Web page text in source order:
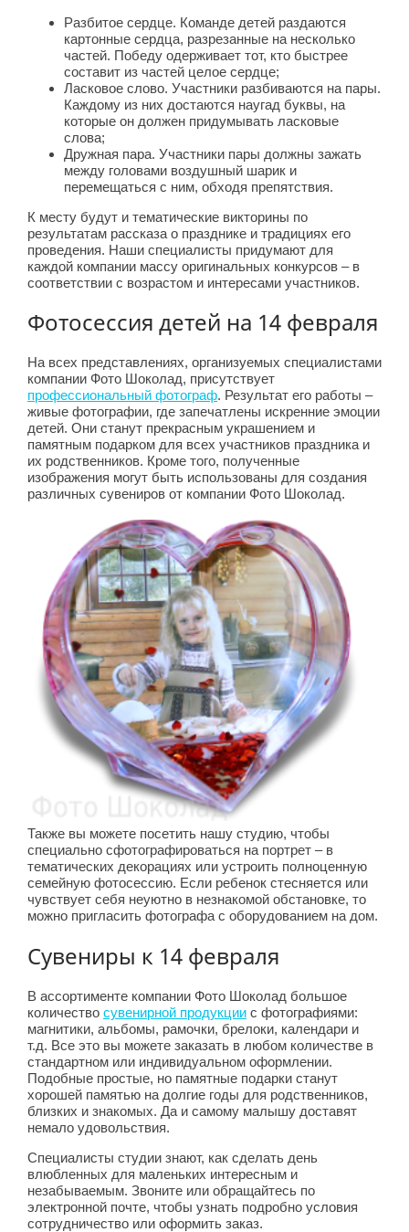
Разбитое сердце. Команде детей раздаются
картонные сердца, разрезанные на несколько
частей. Победу одерживает тот, кто быстрее
составит из частей целое сердце;
Ласковое слово. Участники разбиваются на пары.
Каждому из них достаются наугад буквы, на
которые он должен придумывать ласковые
слова;
Дружная пара. Участники пары должны зажать
между головами воздушный шарик и
перемещаться с ним, обходя препятствия.
К месту будут и тематические викторины по
результатам рассказа о празднике и традициях его
проведения. Наши специалисты придумают для
каждой компании массу оригинальных конкурсов – в
соответствии с возрастом и интересами участников.
Фотосессия детей на 14 февраля
На всех представлениях, организуемых специалистами
компании Фото Шоколад, присутствует
профессиональный фотограф. Результат его работы –
живые фотографии, где запечатлены искренние эмоции
детей. Они станут прекрасным украшением и
памятным подарком для всех участников праздника и
их родственников. Кроме того, полученные
изображения могут быть использованы для создания
различных сувениров от компании Фото Шоколад.
Также вы можете посетить нашу студию, чтобы
специально сфотографироваться на портрет – в
тематических декорациях или устроить полноценную
семейную фотосессию. Если ребенок стесняется или
чувствует себя неуютно в незнакомой обстановке, то
можно пригласить фотографа с оборудованием на дом.
Сувениры к 14 февраля
В ассортименте компании Фото Шоколад большое
количество сувенирной продукции с фотографиями:
магнитики, альбомы, рамочки, брелоки, календари и
т.д. Все это вы можете заказать в любом количестве в
стандартном или индивидуальном оформлении.
Подобные простые, но памятные подарки станут
хорошей памятью на долгие годы для родственников,
близких и знакомых. Да и самому малышу доставят
немало удовольствия.
Специалисты студии знают, как сделать день
влюбленных для маленьких интересным и
незабываемым. Звоните или обращайтесь по
электронной почте, чтобы узнать подробно условия
сотрудничество или оформить заказ.